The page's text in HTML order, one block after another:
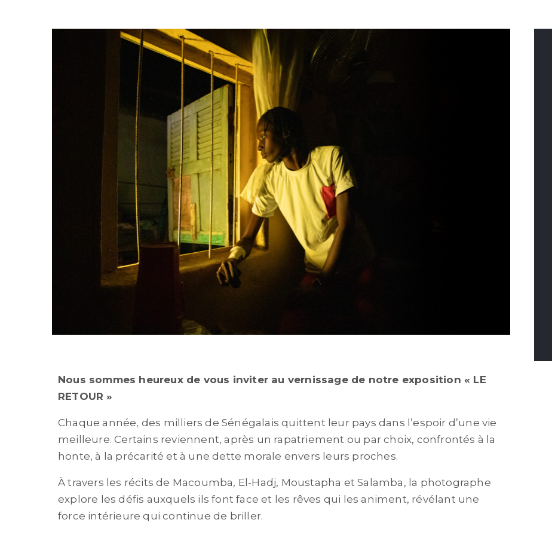
Nous sommes heureux de vous inviter au vernissage de notre exposition « LE
RETOUR »
Chaque année, des milliers de Sénégalais quittent leur pays dans l’espoir d’une vie
meilleure. Certains reviennent, après un rapatriement ou par choix, confrontés à la
honte, à la précarité et à une dette morale envers leurs proches.
À travers les récits de Macoumba, El-Hadj, Moustapha et Salamba, la photographe
explore les défis auxquels ils font face et les rêves qui les animent, révélant une
force intérieure qui continue de briller.